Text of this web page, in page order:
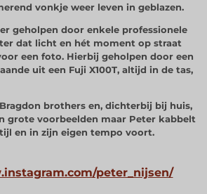
vonkje weer leven in geblazen.
geholpen door enkele professionele
dat licht en hét moment op straat
een foto. Hierbij geholpen door een
uit een Fuji X100T, altijd in de tas,
brothers en, dichterbij bij huis,
grote voorbeelden maar Peter kabbelt
en in zijn eigen tempo voort.
peter_nijsen/